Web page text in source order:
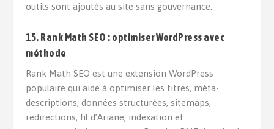
outils sont ajoutés au site sans gouvernance.
15. Rank Math SEO : optimiser WordPress avec
méthode
Rank Math SEO est une extension WordPress
populaire qui aide à optimiser les titres, méta-
descriptions, données structurées, sitemaps,
redirections, fil d’Ariane, indexation et